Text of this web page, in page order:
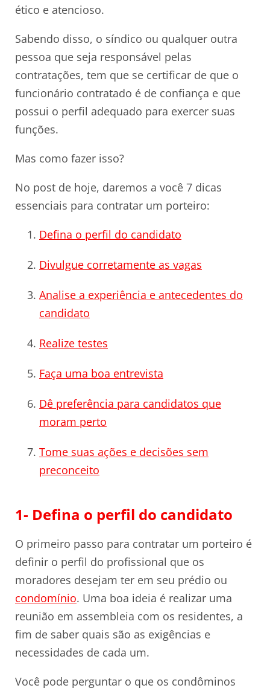
ético e atencioso.
Sabendo disso, o síndico ou qualquer outra
pessoa que seja responsável pelas
contratações, tem que se certificar de que o
funcionário contratado é de confiança e que
possui o perfil adequado para exercer suas
funções.
Mas como fazer isso?
No post de hoje, daremos a você 7 dicas
essenciais para contratar um porteiro:
Defina o perfil do candidato
Divulgue corretamente as vagas
Analise a experiência e antecedentes do
candidato
Realize testes
Faça uma boa entrevista
Dê preferência para candidatos que
moram perto
Tome suas ações e decisões sem
preconceito
1- Defina o perfil do candidato
O primeiro passo para contratar um porteiro é
definir o perfil do profissional que os
moradores desejam ter em seu prédio ou
condomínio. Uma boa ideia é realizar uma
reunião em assembleia com os residentes, a
fim de saber quais são as exigências e
necessidades de cada um.
Você pode perguntar o que os condôminos